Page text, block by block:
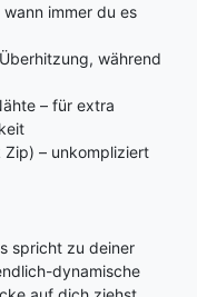
immer du es
während
– für extra
Zip) – unkompliziert
spricht zu deiner
dynamische